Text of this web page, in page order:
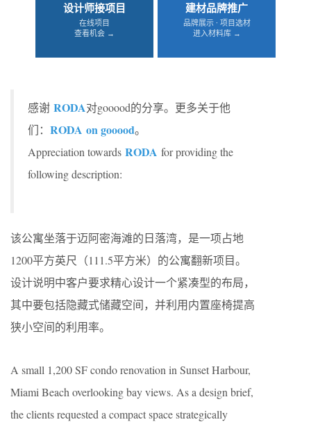
设计师接项目
在线项目
查看机会 →
建材品牌推广
品牌展示 · 项目选材
进入材料库 →
感谢 RODA对gooood的分享。更多关于他
们： RODA on gooood。
Appreciation towards RODA for providing the
following description:
该公寓坐落于迈阿密海滩的日落湾，是一项占地
1200平方英尺（111.5平方米）的公寓翻新项目。
设计说明中客户要求精心设计一个紧凑型的布局，
其中要包括隐藏式储藏空间，并利用内置座椅提高
狭小空间的利用率。
A small 1,200 SF condo renovation in Sunset Harbour,
Miami Beach overlooking bay views. As a design brief,
the clients requested a compact space strategically